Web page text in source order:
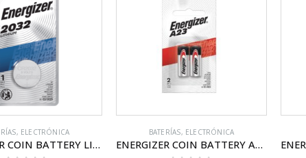
, ELECTRÓNICA
ENERGIZER COIN BATTERY A23BPZ x 2 unidades
ELECTRÓNICA,LINTERNAS
ENERGIZER LINTERNA BOOKLITE